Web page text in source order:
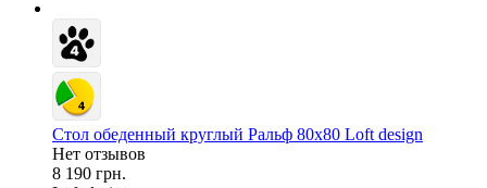
Стол обеденный круглый Ральф 80х80 Loft design
Нет отзывов
8 190 грн.